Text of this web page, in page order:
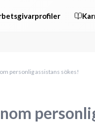
personlig assistans sökes!